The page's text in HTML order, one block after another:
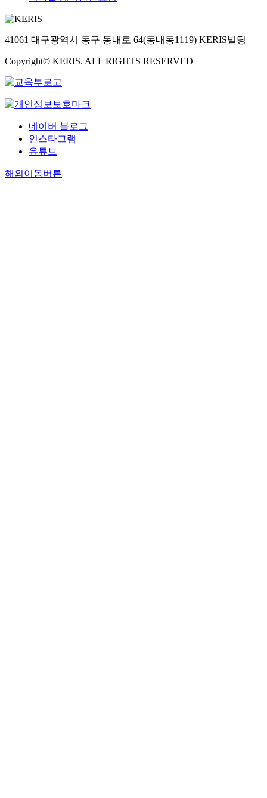
41061 대구광역시 동구 동내로 64(동내동1119) KERIS빌딩
Copyright© KERIS. ALL RIGHTS RESERVED
네이버 블로그
인스타그램
유튜브
해외이동버튼